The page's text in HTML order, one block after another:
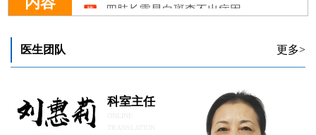
医生团队 更多>
科室主任